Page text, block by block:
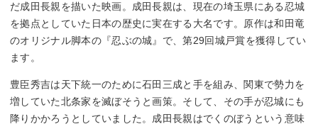
だ成田長親を描いた映画。成田長親は、現在の埼玉県にある忍城
を拠点としていた日本の歴史に実在する大名です。原作は和田竜
のオリジナル脚本の『忍ぶの城』で、第29回城戸賞を獲得してい
ます。
豊臣秀吉は天下統一のために石田三成と手を組み、関東で勢力を
増していた北条家を滅ぼそうと画策。そして、その手が忍城にも
降りかかろうとしていました。成田長親はでくのぼうという意味